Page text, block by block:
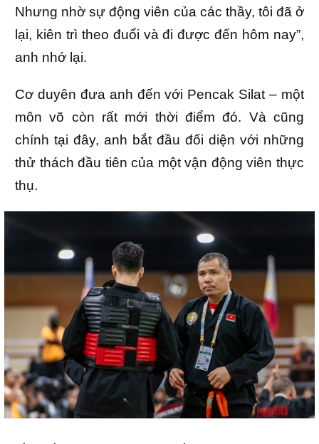
Nhưng nhờ sự động viên của các thầy, tôi đã ở
lại, kiên trì theo đuổi và đi được đến hôm nay”,
anh nhớ lại.
Cơ duyên đưa anh đến với Pencak Silat – một
môn võ còn rất mới thời điểm đó. Và cũng
chính tại đây, anh bắt đầu đối diện với những
thử thách đầu tiên của một vận động viên thực
thụ.